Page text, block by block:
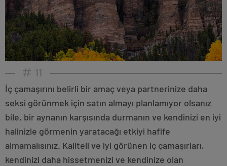
11
İç çamaşırını belirli bir amaç veya partnerinize daha
seksi görünmek için satın almayı planlamıyor olsanız
bile, bir aynanın karşısında durmanın ve kendinizi en iyi
halinizle görmenin yaratacağı etkiyi hafife
almamalısınız. Kaliteli ve iyi görünen iç çamaşırları,
kendinizi daha hissetmenizi ve kendinize olan